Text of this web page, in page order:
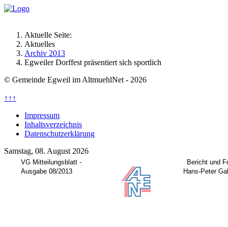
Aktuelle Seite:
Aktuelles
Archiv 2013
Egweiler Dorffest präsentiert sich sportlich
© Gemeinde Egweil im AltmuehlNet - 2026
↑↑↑
Impressum
Inhaltsverzeichnis
Datenschutzerklärung
Samstag, 08. August 2026
VG Mitteilungsblatt -
Ausgabe 08/2013
Bericht und
Hans-Peter